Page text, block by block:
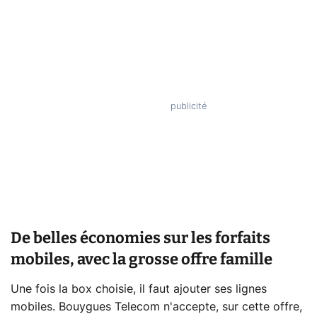
De belles économies sur les forfaits
mobiles, avec la grosse offre famille
Une fois la box choisie, il faut ajouter ses lignes
mobiles. Bouygues Telecom n'accepte, sur cette offre,